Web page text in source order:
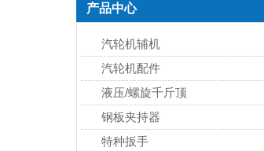
产品中心
汽轮机辅机
汽轮机配件
液压/螺旋千斤顶
钢板夹持器
特种扳手